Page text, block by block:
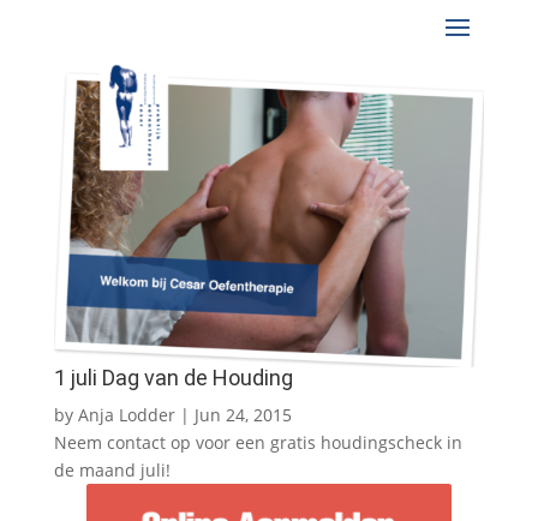
1 juli Dag van de Houding
by Anja Lodder| Jun 24, 2015
Neem contact op voor een gratis houdingscheck in
de maand juli!